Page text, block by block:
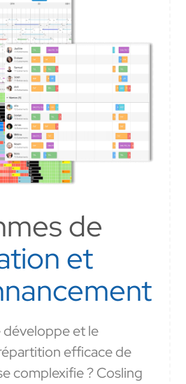
de
et
développe et le
efficace de
complexifie ? Cosling